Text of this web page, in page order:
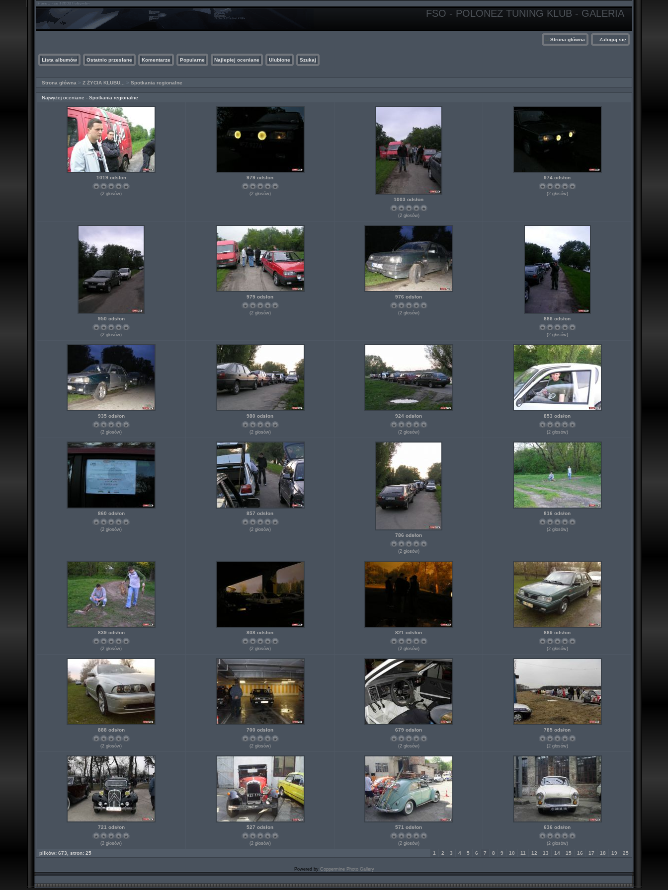
FSO - POLONEZ TUNING KLUB - GALERIA
Strona główna Zaloguj się
Lista albumów Ostatnio przesłane Komentarze Popularne Najlepiej oceniane Ulubione Szukaj
Strona główna > Z ŻYCIA KLUBU... > Spotkania regionalne
Najwyżej oceniane - Spotkania regionalne
1019 odsłon
(2 głosów)
979 odsłon
(2 głosów)
1003 odsłon
(2 głosów)
974 odsłon
(2 głosów)
950 odsłon
(2 głosów)
979 odsłon
(2 głosów)
976 odsłon
(2 głosów)
886 odsłon
(2 głosów)
935 odsłon
(2 głosów)
980 odsłon
(2 głosów)
924 odsłon
(2 głosów)
853 odsłon
(2 głosów)
860 odsłon
(2 głosów)
857 odsłon
(2 głosów)
786 odsłon
(2 głosów)
816 odsłon
(2 głosów)
839 odsłon
(2 głosów)
808 odsłon
(2 głosów)
821 odsłon
(2 głosów)
869 odsłon
(2 głosów)
888 odsłon
(2 głosów)
700 odsłon
(2 głosów)
679 odsłon
(2 głosów)
785 odsłon
(2 głosów)
721 odsłon
(2 głosów)
527 odsłon
(2 głosów)
571 odsłon
(2 głosów)
636 odsłon
(2 głosów)
plików: 673, stron: 25 1 2 3 4 5 6 7 8 9 10 11 12 13 14 15 16 17 18 19 25
Powered by Coppermine Photo Gallery